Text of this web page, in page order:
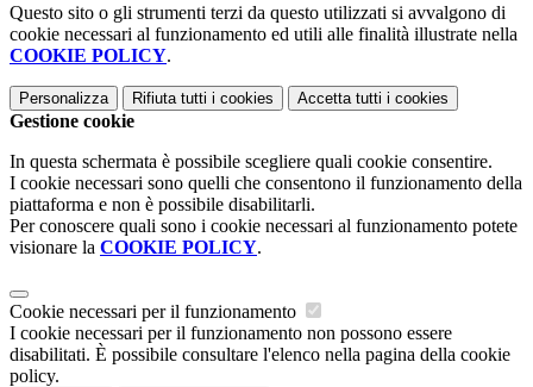
Questo sito o gli strumenti terzi da questo utilizzati si avvalgono di
cookie necessari al funzionamento ed utili alle finalità illustrate nella
COOKIE POLICY.
Personalizza Rifiuta tutti i cookies Accetta tutti i cookies
Gestione cookie
In questa schermata è possibile scegliere quali cookie consentire.
I cookie necessari sono quelli che consentono il funzionamento della
piattaforma e non è possibile disabilitarli.
Per conoscere quali sono i cookie necessari al funzionamento potete
visionare la COOKIE POLICY.
Cookie necessari per il funzionamento
I cookie necessari per il funzionamento non possono essere
disabilitati. È possibile consultare l'elenco nella pagina della cookie
policy.